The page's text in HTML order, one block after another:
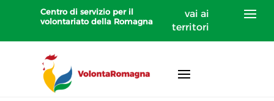
Centro di servizio per il
volontariato della Romagna
vai ai
territori